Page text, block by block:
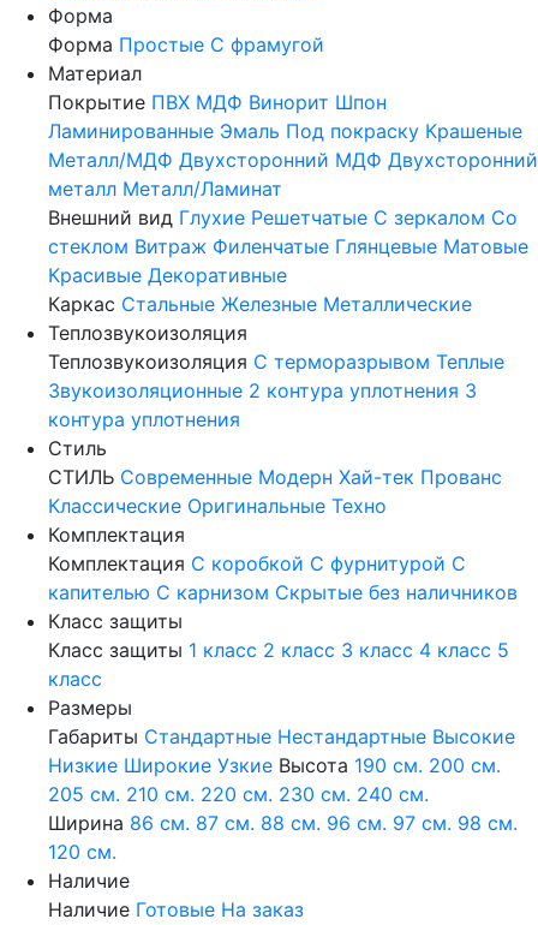
Форма
Форма Простые С фрамугой
Материал
Покрытие ПВХ МДФ Винорит Шпон
Ламинированные Эмаль Под покраску Крашеные
Металл/МДФ Двухсторонний МДФ Двухсторонний
металл Металл/Ламинат
Внешний вид Глухие Решетчатые С зеркалом Со
стеклом Витраж Филенчатые Глянцевые Матовые
Красивые Декоративные
Каркас Стальные Железные Металлические
Теплозвукоизоляция
Теплозвукоизоляция С терморазрывом Теплые
Звукоизоляционные 2 контура уплотнения 3
контура уплотнения
Стиль
СТИЛЬ Современные Модерн Хай-тек Прованс
Классические Оригинальные Техно
Комплектация
Комплектация С коробкой С фурнитурой С
капителью С карнизом Скрытые без наличников
Класс защиты
Класс защиты 1 класс 2 класс 3 класс 4 класс 5
класс
Размеры
Габариты Стандартные Нестандартные Высокие
Низкие Широкие Узкие Высота 190 см. 200 см.
205 см. 210 см. 220 см. 230 см. 240 см.
Ширина 86 см. 87 см. 88 см. 96 см. 97 см. 98 см.
120 см.
Наличие
Наличие Готовые На заказ